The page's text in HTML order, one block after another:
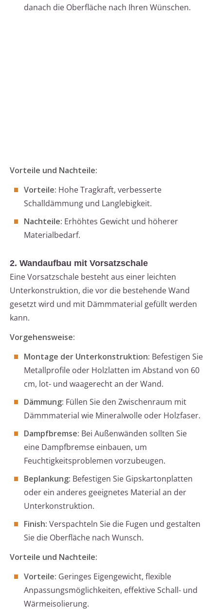
danach die Oberfläche nach Ihren Wünschen.
Vorteile und Nachteile:
Vorteile: Hohe Tragkraft, verbesserte
Schalldämmung und Langlebigkeit.
Nachteile: Erhöhtes Gewicht und höherer
Materialbedarf.
2. Wandaufbau mit Vorsatzschale
Eine Vorsatzschale besteht aus einer leichten
Unterkonstruktion, die vor die bestehende Wand
gesetzt wird und mit Dämmmaterial gefüllt werden
kann.
Vorgehensweise:
Montage der Unterkonstruktion: Befestigen Sie
Metallprofile oder Holzlatten im Abstand von 60
cm, lot- und waagerecht an der Wand.
Dämmung: Füllen Sie den Zwischenraum mit
Dämmmaterial wie Mineralwolle oder Holzfaser.
Dampfbremse: Bei Außenwänden sollten Sie
eine Dampfbremse einbauen, um
Feuchtigkeitsproblemen vorzubeugen.
Beplankung: Befestigen Sie Gipskartonplatten
oder ein anderes geeignetes Material an der
Unterkonstruktion.
Finish: Verspachteln Sie die Fugen und gestalten
Sie die Oberfläche nach Wunsch.
Vorteile und Nachteile:
Vorteile: Geringes Eigengewicht, flexible
Anpassungsmöglichkeiten, effektive Schall- und
Wärmeisolierung.